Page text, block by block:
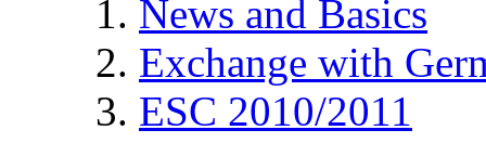
News and Basics
Exchange with
ESC 2010/2011